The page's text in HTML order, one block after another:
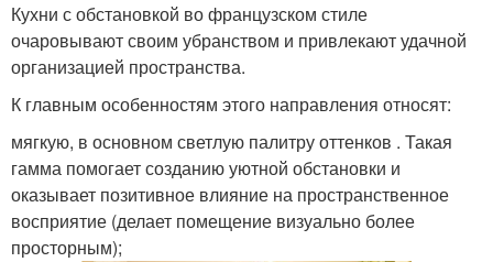
Кухни с обстановкой во французском стиле
очаровывают своим убранством и привлекают удачной
организацией пространства.
К главным особенностям этого направления относят:
мягкую, в основном светлую палитру оттенков . Такая
гамма помогает созданию уютной обстановки и
оказывает позитивное влияние на пространственное
восприятие (делает помещение визуально более
просторным);